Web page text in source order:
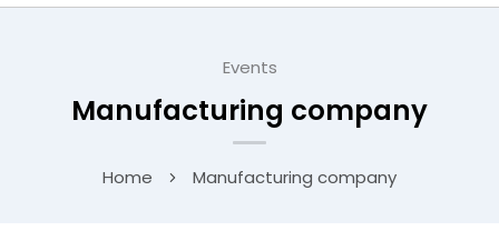
Events
Manufacturing company
Home Manufacturing company